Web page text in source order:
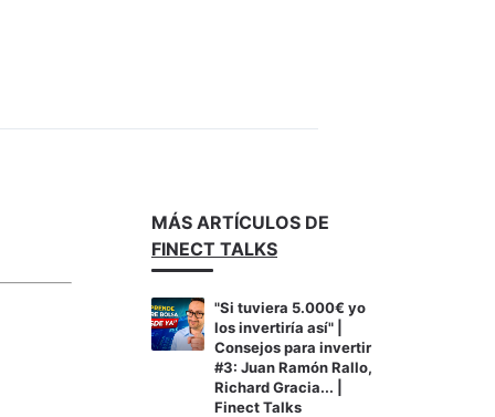
MÁS ARTÍCULOS DE
FINECT TALKS
"Si tuviera 5.000€ yo
los invertiría así" |
Consejos para invertir
#3: Juan Ramón Rallo,
Richard Gracia... |
Finect Talks